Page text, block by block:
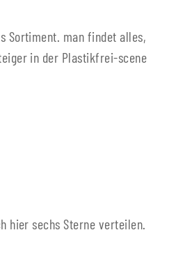
Sortiment. man findet alles,
in der Plastikfrei-scene
hier sechs Sterne verteilen.